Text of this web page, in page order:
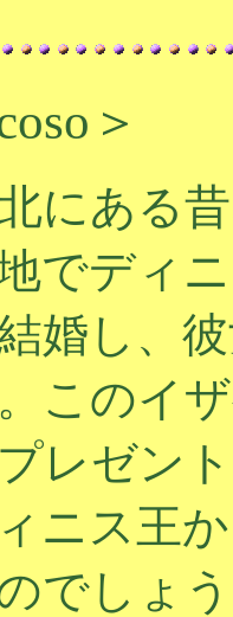
＞
にある
でディ
婚し、
このイ
レゼン
ニス王
でしょ